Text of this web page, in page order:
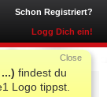
Schon Registriert?
Logg Dich ein!
findest du
Logo tippst.
Close